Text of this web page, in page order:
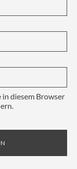
diesem Browser